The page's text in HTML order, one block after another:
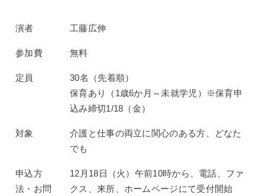
演者 工藤広伸
参加費 無料
定員
30名（先着順）
保育あり（1歳6か月～未就学児）※保育申
込み締切1/18（金）
対象
介護と仕事の両立に関心のある方、どなた
でも
申込方
法・お問
12月18日（火）午前10時から、電話、ファ
クス、来所、ホームページにて受付開始